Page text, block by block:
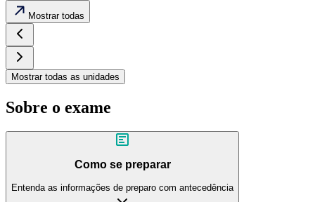
Mostrar todas
Mostrar todas as unidades
Sobre o exame
Como se preparar
Entenda as informações de preparo com antecedência